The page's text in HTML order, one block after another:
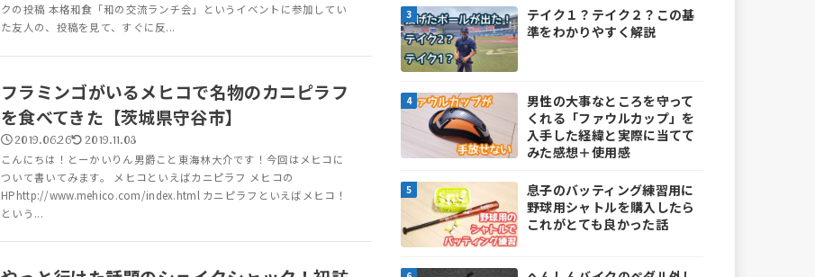
クの投稿 本格和食「和の交流ランチ会」というイベントに参加してい
た友人の、投稿を見て、すぐに反...
フラミンゴがいるメヒコで名物のカニピラフ
を食べてきた【茨城県守谷市】
2019.06.26 2019.11.03
こんにちは！とーかいりん男爵こと東海林大介です！今回はメヒコに
ついて書いてみます。 メヒコといえばカニピラフ メヒコの
HPhttp://www.mehico.com/index.html カニピラフといえばメヒコ！
という...
テイク１？テイク２？この基
準をわかりやすく解説
男性の大事なところを守って
くれる「ファウルカップ」を
入手した経緯と実際に当てて
みた感想＋使用感
息子のバッティング練習用に
野球用シャトルを購入したら
これがとても良かった話